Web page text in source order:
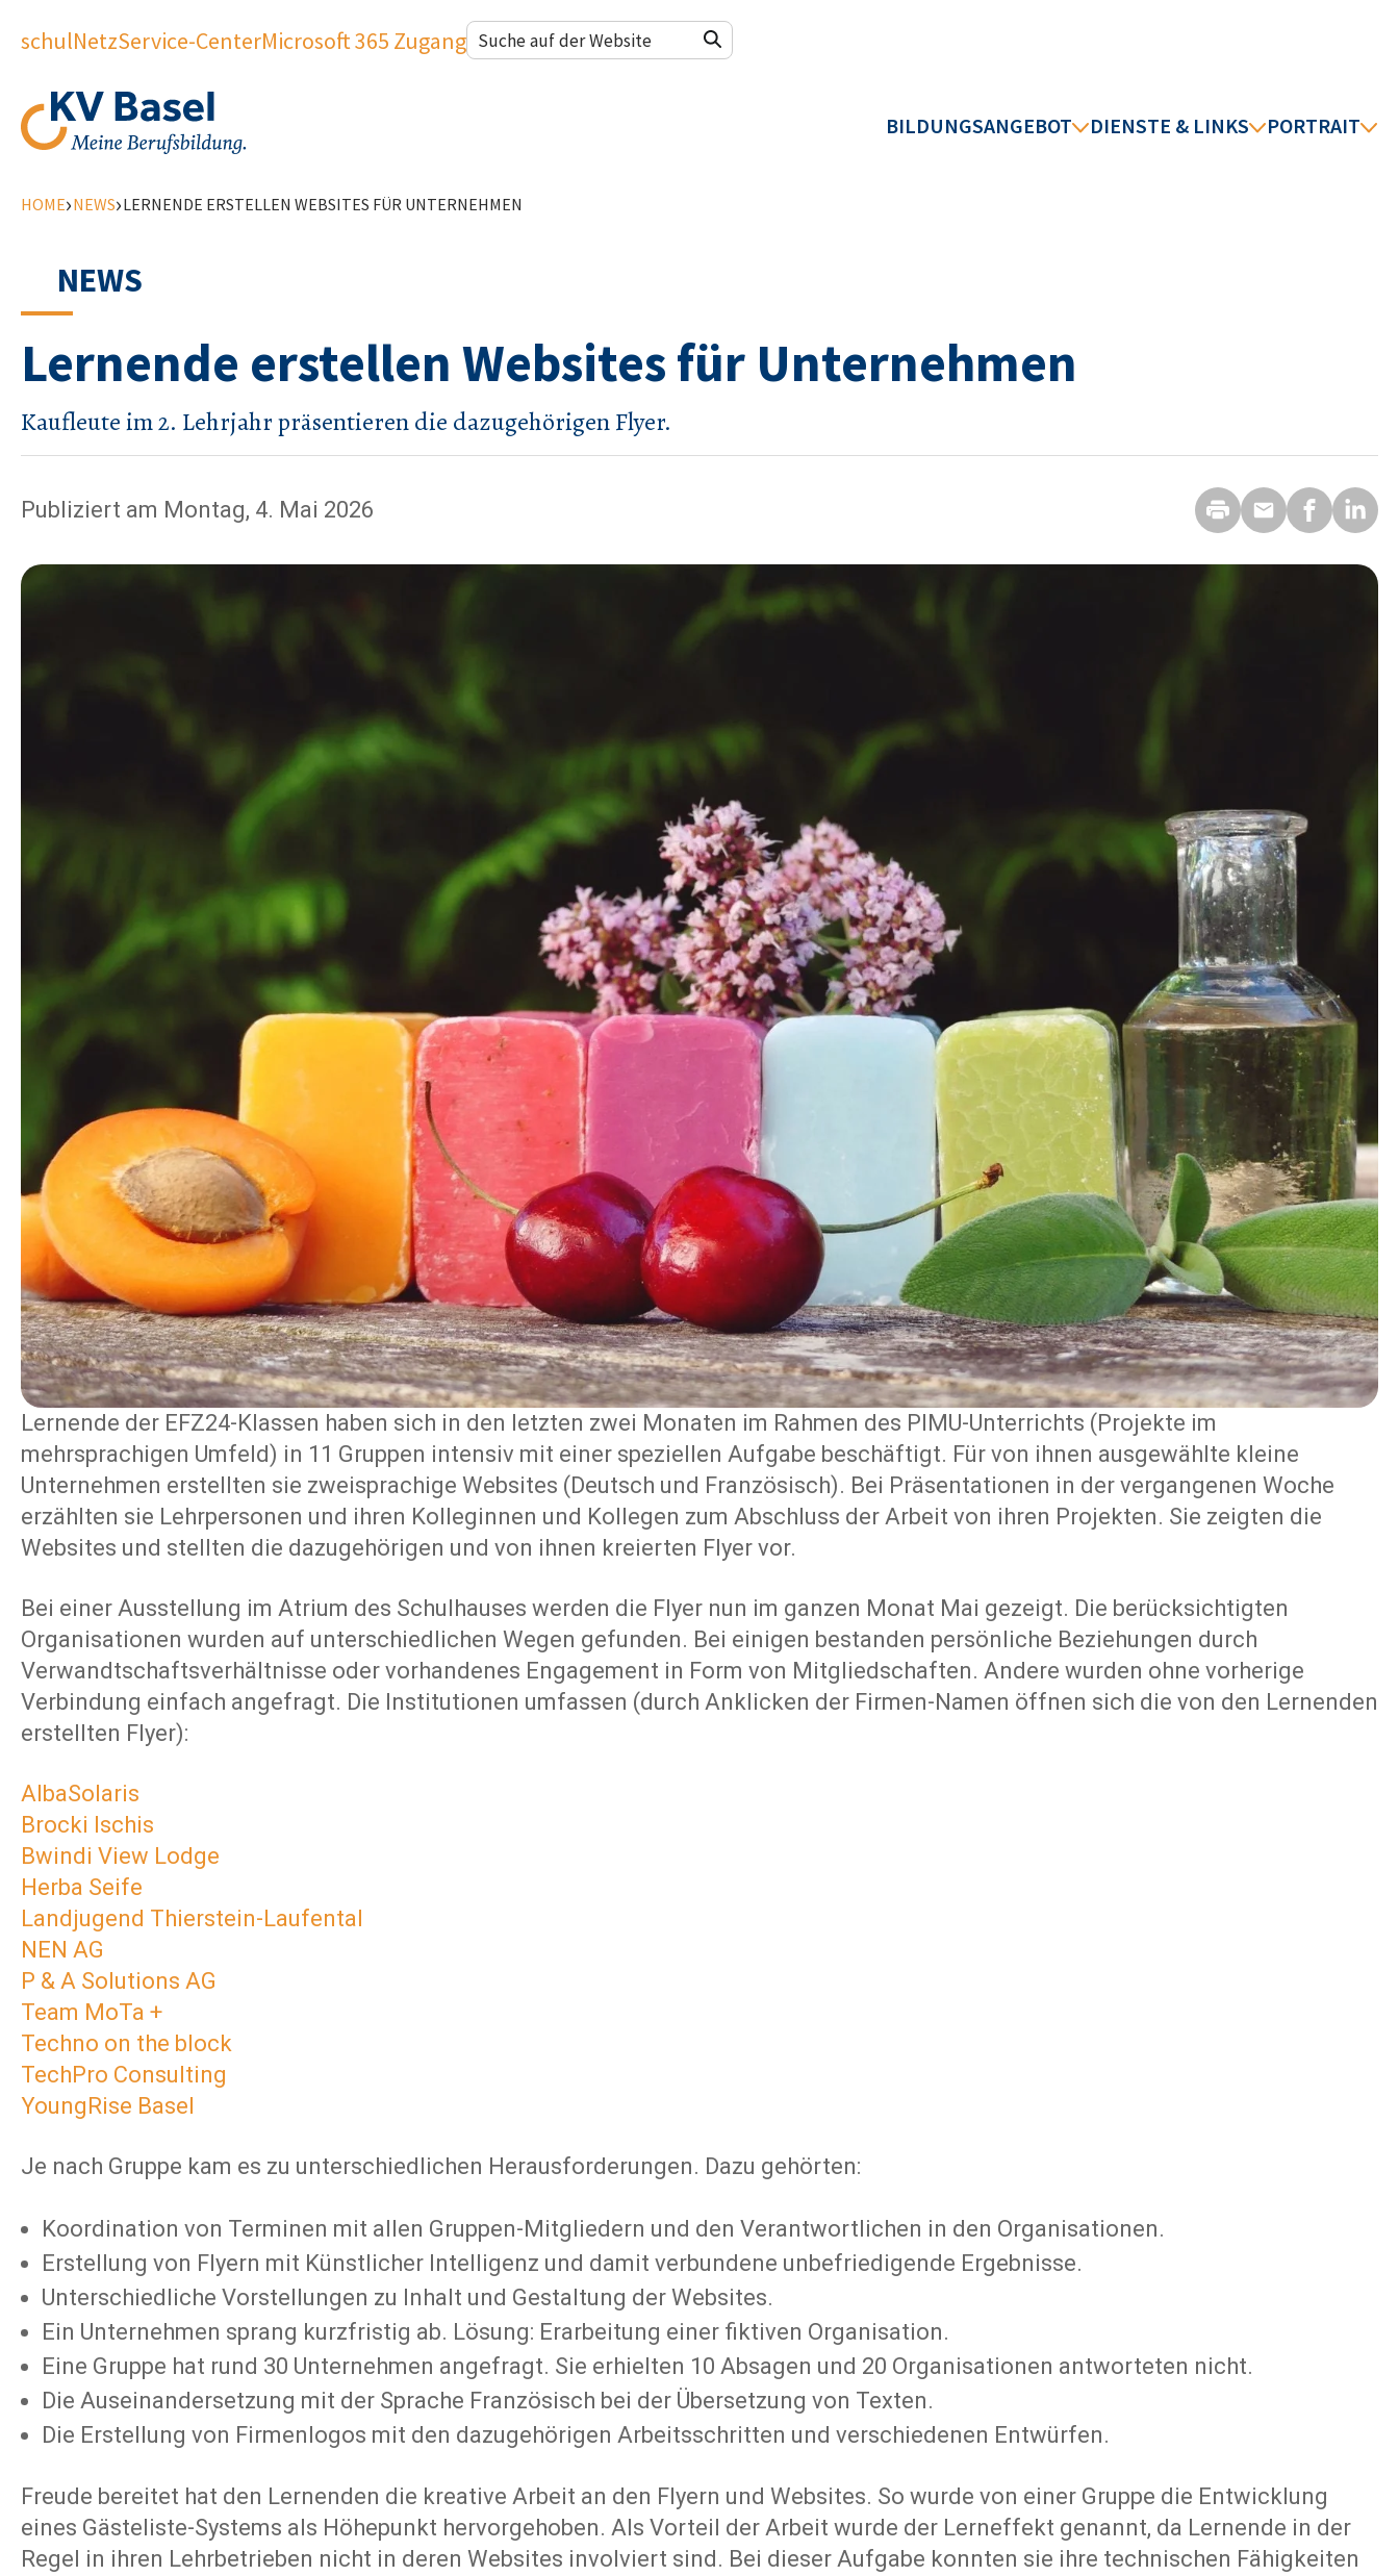
schulNetzService-CenterMicrosoft 365 Zugang
BILDUNGSANGEBOT DIENSTE & LINKS PORTRAIT
HOME›NEWS›LERNENDE ERSTELLEN WEBSITES FÜR UNTERNEHMEN
NEWS
Lernende erstellen Websites für Unternehmen
Kaufleute im 2. Lehrjahr präsentieren die dazugehörigen Flyer.
Publiziert am Montag, 4. Mai 2026
Lernende der EFZ24-Klassen haben sich in den letzten zwei Monaten im Rahmen des PIMU-Unterrichts (Projekte im
mehrsprachigen Umfeld) in 11 Gruppen intensiv mit einer speziellen Aufgabe beschäftigt. Für von ihnen ausgewählte kleine
Unternehmen erstellten sie zweisprachige Websites (Deutsch und Französisch). Bei Präsentationen in der vergangenen Woche
erzählten sie Lehrpersonen und ihren Kolleginnen und Kollegen zum Abschluss der Arbeit von ihren Projekten. Sie zeigten die
Websites und stellten die dazugehörigen und von ihnen kreierten Flyer vor.
Bei einer Ausstellung im Atrium des Schulhauses werden die Flyer nun im ganzen Monat Mai gezeigt. Die berücksichtigten
Organisationen wurden auf unterschiedlichen Wegen gefunden. Bei einigen bestanden persönliche Beziehungen durch
Verwandtschaftsverhältnisse oder vorhandenes Engagement in Form von Mitgliedschaften. Andere wurden ohne vorherige
Verbindung einfach angefragt. Die Institutionen umfassen (durch Anklicken der Firmen-Namen öffnen sich die von den Lernenden
erstellten Flyer):
AlbaSolaris
Brocki Ischis
Bwindi View Lodge
Herba Seife
Landjugend Thierstein-Laufental
NEN AG
P & A Solutions AG
Team MoTa +
Techno on the block
TechPro Consulting
YoungRise Basel
Je nach Gruppe kam es zu unterschiedlichen Herausforderungen. Dazu gehörten:
Koordination von Terminen mit allen Gruppen-Mitgliedern und den Verantwortlichen in den Organisationen.
Erstellung von Flyern mit Künstlicher Intelligenz und damit verbundene unbefriedigende Ergebnisse.
Unterschiedliche Vorstellungen zu Inhalt und Gestaltung der Websites.
Ein Unternehmen sprang kurzfristig ab. Lösung: Erarbeitung einer fiktiven Organisation.
Eine Gruppe hat rund 30 Unternehmen angefragt. Sie erhielten 10 Absagen und 20 Organisationen antworteten nicht.
Die Auseinandersetzung mit der Sprache Französisch bei der Übersetzung von Texten.
Die Erstellung von Firmenlogos mit den dazugehörigen Arbeitsschritten und verschiedenen Entwürfen.
Freude bereitet hat den Lernenden die kreative Arbeit an den Flyern und Websites. So wurde von einer Gruppe die Entwicklung
eines Gästeliste-Systems als Höhepunkt hervorgehoben. Als Vorteil der Arbeit wurde der Lerneffekt genannt, da Lernende in der
Regel in ihren Lehrbetrieben nicht in deren Websites involviert sind. Bei dieser Aufgabe konnten sie ihre technischen Fähigkeiten